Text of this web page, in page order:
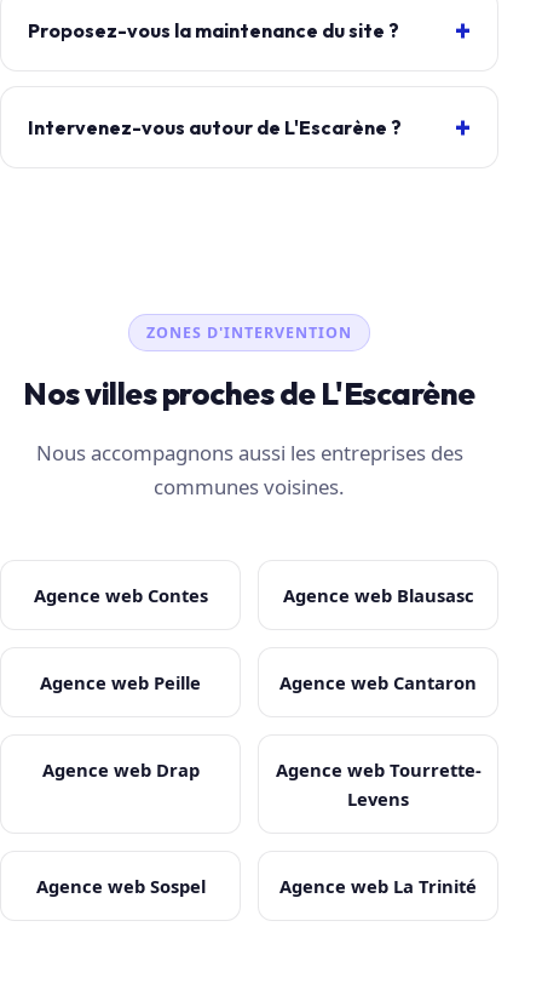
Proposez-vous la maintenance du site ?
Intervenez-vous autour de L'Escarène ?
ZONES D'INTERVENTION
Nos villes proches de L'Escarène
Nous accompagnons aussi les entreprises des
communes voisines.
Agence web Contes Agence web Blausasc
Agence web Peille Agence web Cantaron
Agence web Drap
Agence web Tourrette-
Levens
Agence web Sospel Agence web La Trinité